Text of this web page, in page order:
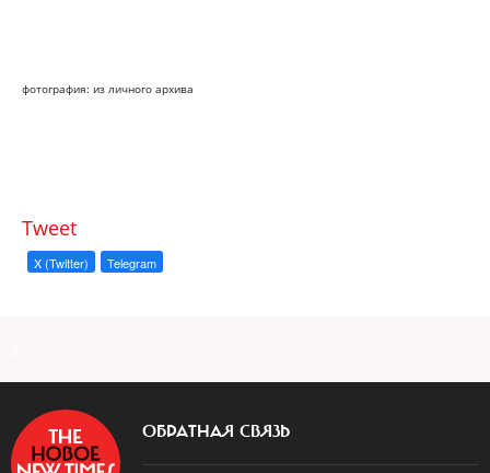
фотография: из личного архива
Tweet
X (Twitter) Telegram
ОБРАТНАЯ СВЯЗЬ